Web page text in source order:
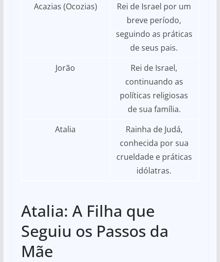
Acazias (Ocozias)
Rei de Israel por um
breve período,
seguindo as práticas
de seus pais.
Jorão
Rei de Israel,
continuando as
políticas religiosas
de sua família.
Atalia
Rainha de Judá,
conhecida por sua
crueldade e práticas
idólatras.
Atalia: A Filha que
Seguiu os Passos da
Mãe